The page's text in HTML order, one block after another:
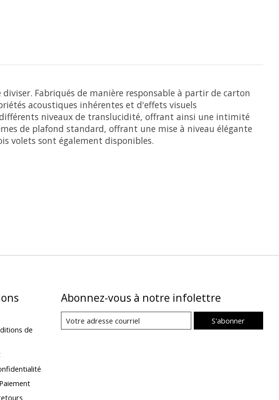
Fabriqués de manière responsable à partir de carton
acoustiques inhérentes et d'effets visuels
niveaux de translucidité, offrant ainsi une intimité
de plafond standard, offrant une mise à niveau élégante
volets sont également disponibles.
de
Abonnez-vous à notre infolettre
S'abonner